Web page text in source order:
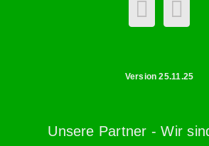
Version 25.11.25
Unsere Partner - Wir